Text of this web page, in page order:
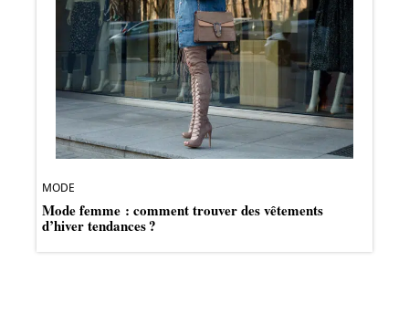
MODE
Mode femme : comment trouver des vêtements
d’hiver tendances ?